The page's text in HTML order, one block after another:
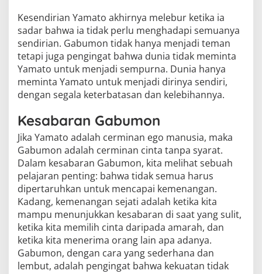
Kesendirian Yamato akhirnya melebur ketika ia
sadar bahwa ia tidak perlu menghadapi semuanya
sendirian. Gabumon tidak hanya menjadi teman
tetapi juga pengingat bahwa dunia tidak meminta
Yamato untuk menjadi sempurna. Dunia hanya
meminta Yamato untuk menjadi dirinya sendiri,
dengan segala keterbatasan dan kelebihannya.
Kesabaran Gabumon
Jika Yamato adalah cerminan ego manusia, maka
Gabumon adalah cerminan cinta tanpa syarat.
Dalam kesabaran Gabumon, kita melihat sebuah
pelajaran penting: bahwa tidak semua harus
dipertaruhkan untuk mencapai kemenangan.
Kadang, kemenangan sejati adalah ketika kita
mampu menunjukkan kesabaran di saat yang sulit,
ketika kita memilih cinta daripada amarah, dan
ketika kita menerima orang lain apa adanya.
Gabumon, dengan cara yang sederhana dan
lembut, adalah pengingat bahwa kekuatan tidak